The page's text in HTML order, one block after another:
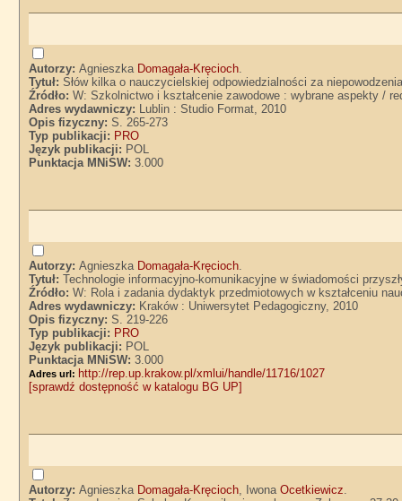
Autorzy:Agnieszka Domagała-Kręcioch.
Tytuł:Słów kilka o nauczycielskiej odpowiedzialności za
Źródło:W: Szkolnictwo i kształcenie zawodowe : wybrane aspekty /
Adres wydawniczy: Lublin : Studio Format, 2010
Opis fizyczny:S. 265-273
Typ publikacji: PRO
Język publikacji: POL
Punktacja MNiSW:3.000
Autorzy:Agnieszka Domagała-Kręcioch.
Tytuł:Technologie informacyjno-komunikacyjne w świadomości
Źródło:W: Rola i zadania dydaktyk przedmiotowych w kształceniu
Adres wydawniczy: Kraków : Uniwersytet Pedagogiczny, 2010
Opis fizyczny:S. 219-226
Typ publikacji: PRO
Język publikacji: POL
Punktacja MNiSW:3.000
Adres url: http://rep.up.krakow.pl/xmlui/handle/11716/1027
[sprawdź dostępność w katalogu BG UP]
Autorzy:Agnieszka Domagała-Kręcioch, IwonaOcetkiewicz.